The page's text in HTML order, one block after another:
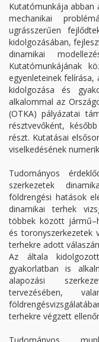
Kutatómunkája abban
mechanikai
ugrásszerűen
kidolgozásában,
dinamikai
Kutatómunkájának
egyenleteinek
kidolgozása és
alkalommal az
(OTKA) pályázatai
résztvevőként,
részt. Kutatásai
viselkedésének
Tudományos
szerkezetek
földrengési hatások
dinamikai terhek
többek között
és toronyszerkezetek
terhekre adott
Az általa
gyakorlatban is
alapozási
tervezésében,
terhekre végzett